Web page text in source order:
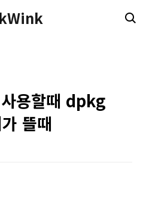
용할때 dpkg
뜰때